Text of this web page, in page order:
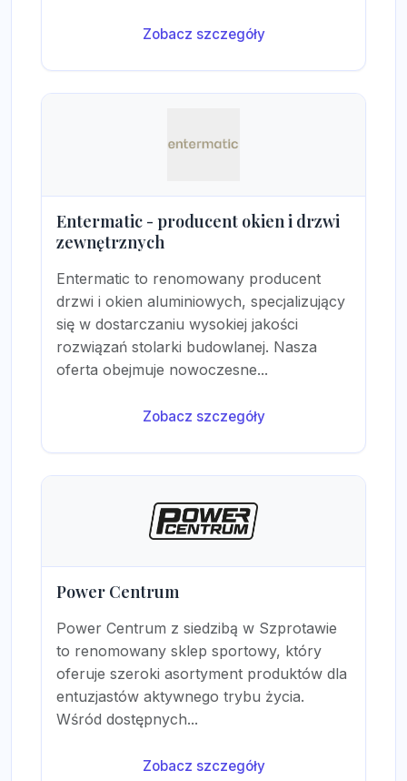
Zobacz szczegóły
Entermatic - producent okien i drzwi
zewnętrznych
Entermatic to renomowany producent
drzwi i okien aluminiowych, specjalizujący
się w dostarczaniu wysokiej jakości
rozwiązań stolarki budowlanej. Nasza
oferta obejmuje nowoczesne...
Zobacz szczegóły
Power Centrum
Power Centrum z siedzibą w Szprotawie
to renomowany sklep sportowy, który
oferuje szeroki asortyment produktów dla
entuzjastów aktywnego trybu życia.
Wśród dostępnych...
Zobacz szczegóły